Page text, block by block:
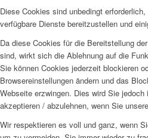
Diese Cookies sind unbedingt
verfügbare Dienste bereitzustellen und
Da diese Cookies für die Bereitstellung
sind, wirkt sich die Ablehnung auf die
Sie können Cookies jederzeit blockieren
Browsereinstellungen ändern und das
Webseite erzwingen. Dies wird Sie
akzeptieren / abzulehnen, wenn Sie
Wir respektieren es voll und ganz, wenn